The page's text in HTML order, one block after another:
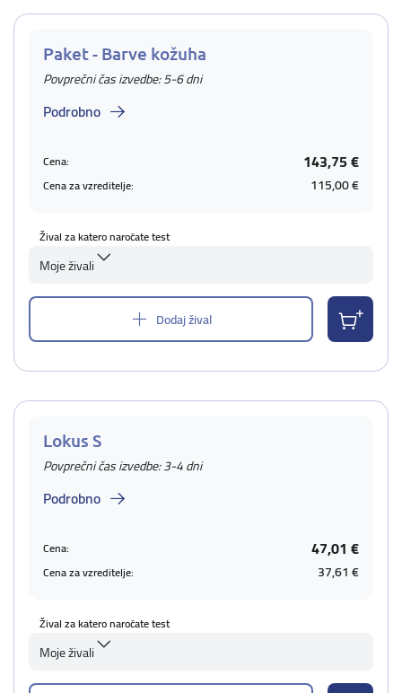
Paket - Barve kožuha
Povprečni čas izvedbe: 5-6 dni
Podrobno
Cena: 143,75 €
Cena za vzreditelje: 115,00 €
Žival za katero naročate test
Moje živali
Dodaj žival
Lokus S
Povprečni čas izvedbe: 3-4 dni
Podrobno
Cena: 47,01 €
Cena za vzreditelje: 37,61 €
Žival za katero naročate test
Moje živali